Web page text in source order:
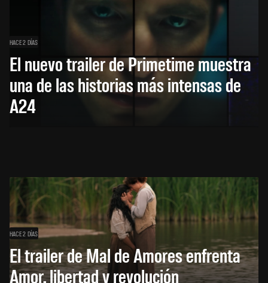
HACE 2 DÍAS
El nuevo trailer de Primetime muestra
una de las historias más intensas de
A24
HACE 2 DÍAS
El trailer de Mal de Amores enfrenta
Amor, libertad y revolución